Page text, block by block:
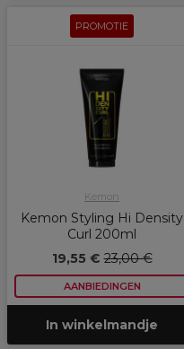
PROMOTIE
Kemon
Kemon Styling Hi Density
Curl 200ml
19,55 €23,00 €
AANBIEDINGEN
In winkelmandje